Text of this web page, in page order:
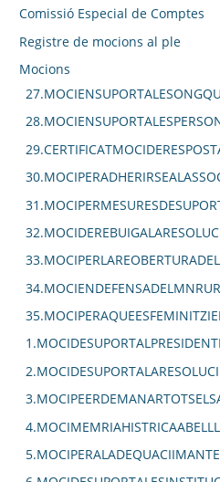
Comissió Especial de Comptes
Registre de mocions al ple
Mocions